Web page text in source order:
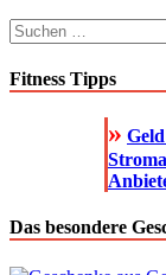
Suchen
nach:
Fitness Tipps
»
Das besondere